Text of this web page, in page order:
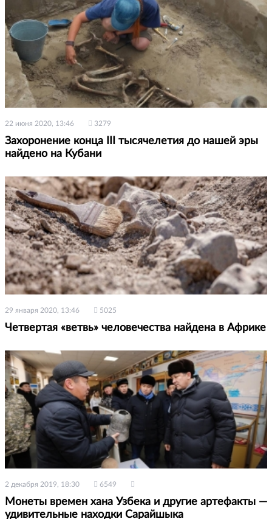
22 июня 2020, 13:46 3279
Захоронение конца III тысячелетия до нашей эры
найдено на Кубани
29 января 2020, 13:46 5025
Четвертая «ветвь» человечества найдена в Африке
2 декабря 2019, 18:30 6549
Монеты времен хана Узбека и другие артефакты —
удивительные находки Сарайшыка